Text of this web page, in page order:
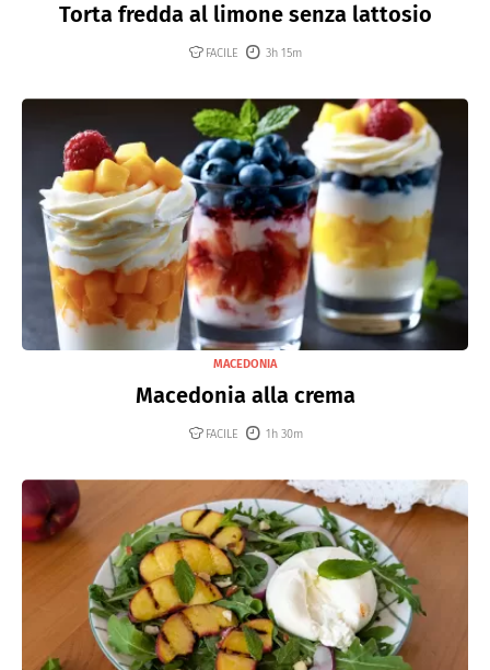
Torta fredda al limone senza lattosio
FACILE 3h 15m
MACEDONIA
Macedonia alla crema
FACILE 1h 30m